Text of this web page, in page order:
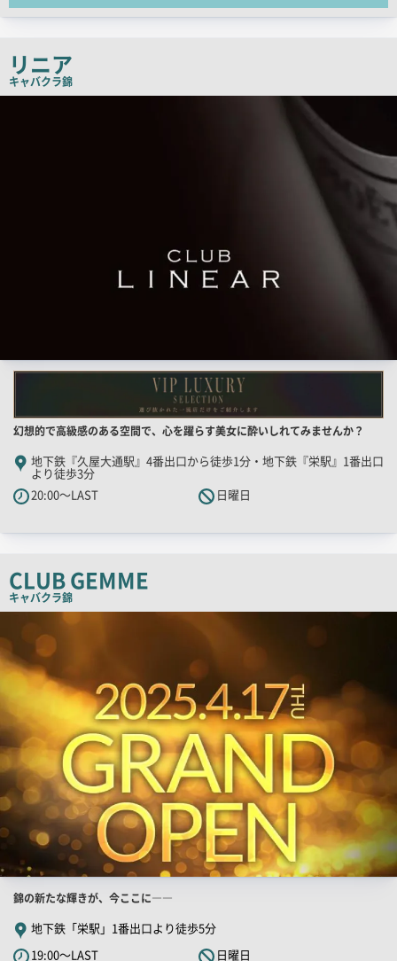
コ
ー
リニア
キャバクラ錦
検
店
舗
PR
キ
ッ
コ
ピ
幻想的で高級感のある空間で、心を躍らす美女に酔いしれてみませんか？
地下鉄『久屋大通駅』4番出口から徒歩1分・地下鉄『栄駅』1番出口
より徒歩3分
20:00～LAST
日曜日
CLUB GEMME
キャバクラ錦
店
PR
画
像
店
舗
PR
錦の新たな輝きが、今ここに――
地下鉄「栄駅」1番出口より徒歩5分
19:00～LAST
日曜日